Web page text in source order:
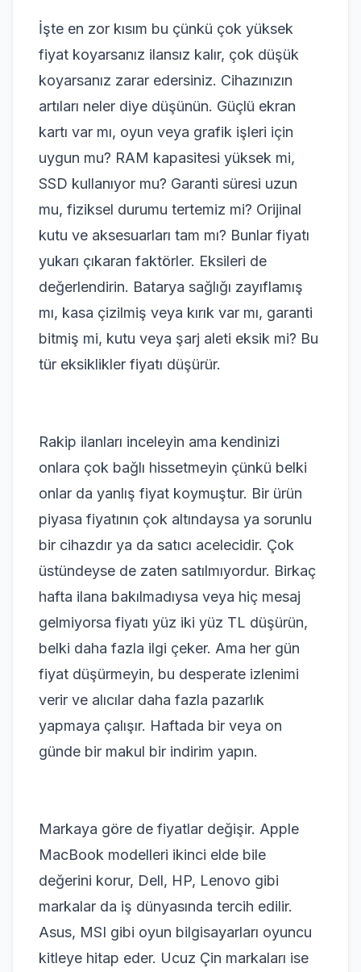
İşte en zor kısım bu çünkü çok yüksek
fiyat koyarsanız ilansız kalır, çok düşük
koyarsanız zarar edersiniz. Cihazınızın
artıları neler diye düşünün. Güçlü ekran
kartı var mı, oyun veya grafik işleri için
uygun mu? RAM kapasitesi yüksek mi,
SSD kullanıyor mu? Garanti süresi uzun
mu, fiziksel durumu tertemiz mi? Orijinal
kutu ve aksesuarları tam mı? Bunlar fiyatı
yukarı çıkaran faktörler. Eksileri de
değerlendirin. Batarya sağlığı zayıflamış
mı, kasa çizilmiş veya kırık var mı, garanti
bitmiş mi, kutu veya şarj aleti eksik mi? Bu
tür eksiklikler fiyatı düşürür.
Rakip ilanları inceleyin ama kendinizi
onlara çok bağlı hissetmeyin çünkü belki
onlar da yanlış fiyat koymuştur. Bir ürün
piyasa fiyatının çok altındaysa ya sorunlu
bir cihazdır ya da satıcı acelecidir. Çok
üstündeyse de zaten satılmıyordur. Birkaç
hafta ilana bakılmadıysa veya hiç mesaj
gelmiyorsa fiyatı yüz iki yüz TL düşürün,
belki daha fazla ilgi çeker. Ama her gün
fiyat düşürmeyin, bu desperate izlenimi
verir ve alıcılar daha fazla pazarlık
yapmaya çalışır. Haftada bir veya on
günde bir makul bir indirim yapın.
Markaya göre de fiyatlar değişir. Apple
MacBook modelleri ikinci elde bile
değerini korur, Dell, HP, Lenovo gibi
markalar da iş dünyasında tercih edilir.
Asus, MSI gibi oyun bilgisayarları oyuncu
kitleye hitap eder. Ucuz Çin markaları ise